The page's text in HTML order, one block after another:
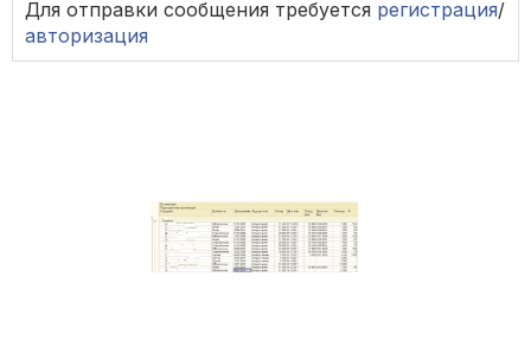
Для отправки сообщения требуется регистрация/
авторизация